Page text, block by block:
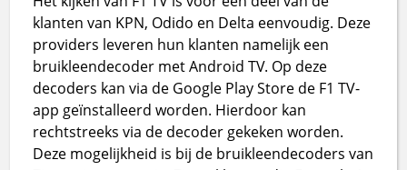
klanten van KPN, Odido en Delta eenvoudig. Deze
providers leveren hun klanten namelijk een
bruikleendecoder met Android TV. Op deze
decoders kan via de Google Play Store de F1 TV-
app geïnstalleerd worden. Hierdoor kan
rechtstreeks via de decoder gekeken worden.
Deze mogelijkheid is bij de bruikleendecoders van